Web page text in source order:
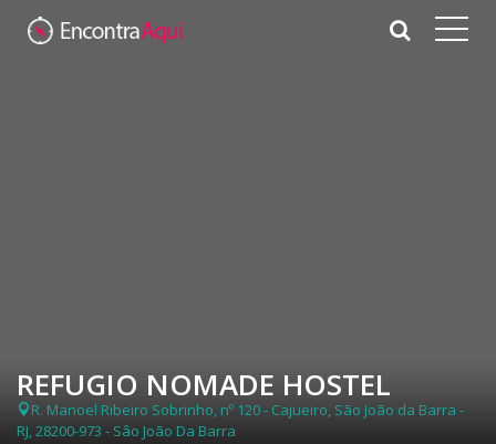
REFUGIO NOMADE HOSTEL
R. Manoel Ribeiro Sobrinho, nº 120 - Cajueiro, São João da Barra -
RJ, 28200-973 - Sâo João Da Barra